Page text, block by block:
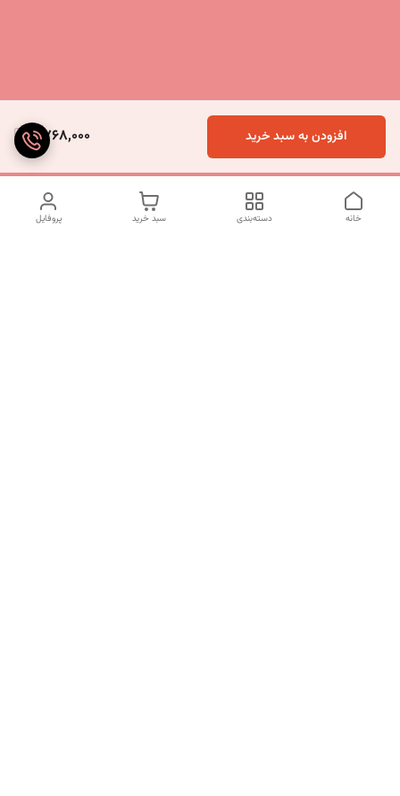
9,768,000 افزودن به سبد خرید
پروفایل سبد خرید دسته‌بندی خانه